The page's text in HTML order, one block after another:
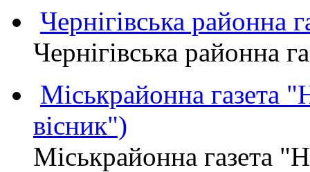
Чернігівська
Чернігівська
Міськрайонна
вісник")
Міськрайонна газета